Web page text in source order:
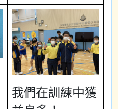
我們在訓練中獲